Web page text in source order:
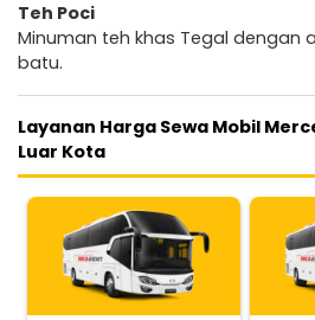
Teh Poci
Minuman teh khas Tegal dengan
batu.
Layanan Harga Sewa Mobil
Luar Kota